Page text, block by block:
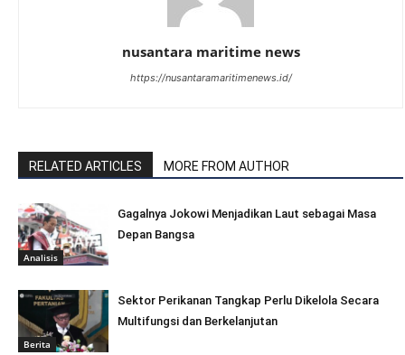
nusantara maritime news
https://nusantaramaritimenews.id/
RELATED ARTICLES MORE FROM AUTHOR
Analisis
Gagalnya Jokowi Menjadikan Laut sebagai Masa
Depan Bangsa
Berita
Sektor Perikanan Tangkap Perlu Dikelola Secara
Multifungsi dan Berkelanjutan